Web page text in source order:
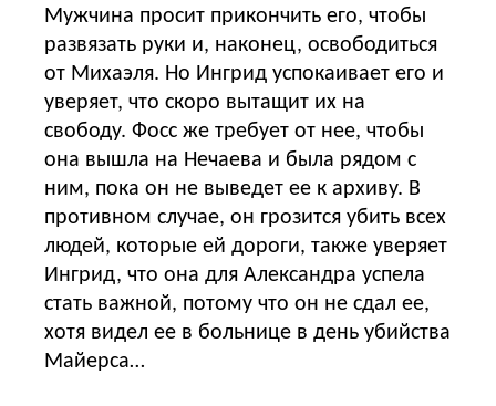
Мужчина просит прикончить его, чтобы
развязать руки и, наконец, освободиться
от Михаэля. Но Ингрид успокаивает его и
уверяет, что скоро вытащит их на
свободу. Фосс же требует от нее, чтобы
она вышла на Нечаева и была рядом с
ним, пока он не выведет ее к архиву. В
противном случае, он грозится убить всех
людей, которые ей дороги, также уверяет
Ингрид, что она для Александра успела
стать важной, потому что он не сдал ее,
хотя видел ее в больнице в день убийства
Майерса…